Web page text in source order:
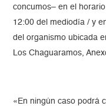
concumos– en el
12:00 del mediodía / y
del organismo ubicada
Los Chaguaramos,
«En ningún caso podrá